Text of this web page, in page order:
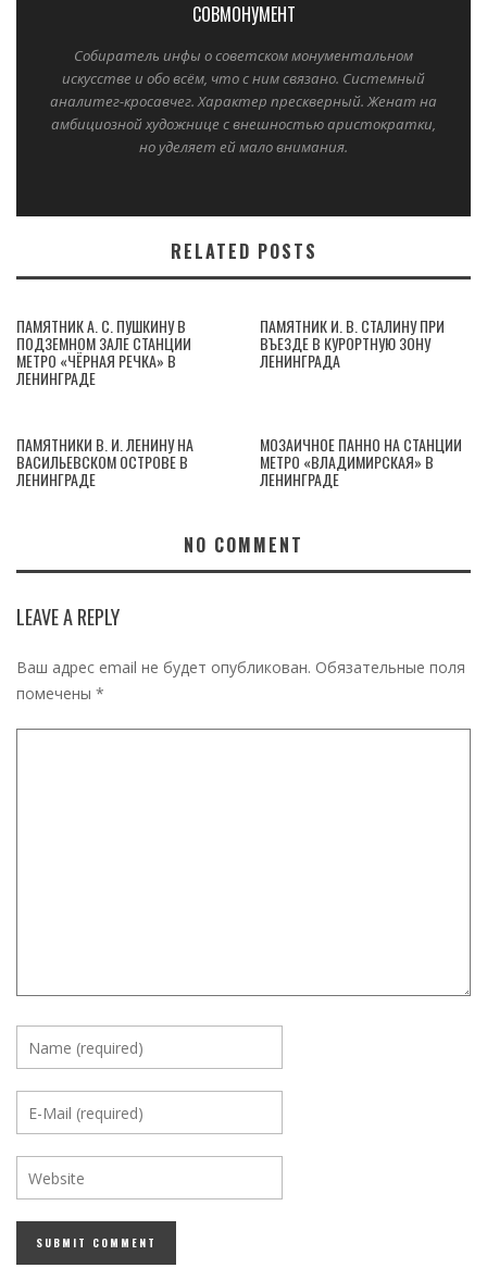
СОВМОНУМЕНТ
Собиратель инфы о советском монументальном
искусстве и обо всём, что с ним связано. Системный
аналитег-кросавчег. Характер прескверный. Женат на
амбициозной художнице с внешностью аристократки,
но уделяет ей мало внимания.
RELATED POSTS
ПАМЯТНИК А. С. ПУШКИНУ В
ПОДЗЕМНОМ ЗАЛЕ СТАНЦИИ
МЕТРО «ЧЁРНАЯ РЕЧКА» В
ЛЕНИНГРАДЕ
ПАМЯТНИК И. В. СТАЛИНУ ПРИ
ВЪЕЗДЕ В КУРОРТНУЮ ЗОНУ
ЛЕНИНГРАДА
ПАМЯТНИКИ В. И. ЛЕНИНУ НА
ВАСИЛЬЕВСКОМ ОСТРОВЕ В
ЛЕНИНГРАДЕ
МОЗАИЧНОЕ ПАННО НА СТАНЦИИ
МЕТРО «ВЛАДИМИРСКАЯ» В
ЛЕНИНГРАДЕ
NO COMMENT
LEAVE A REPLY
Ваш адрес email не будет опубликован. Обязательные поля
помечены *